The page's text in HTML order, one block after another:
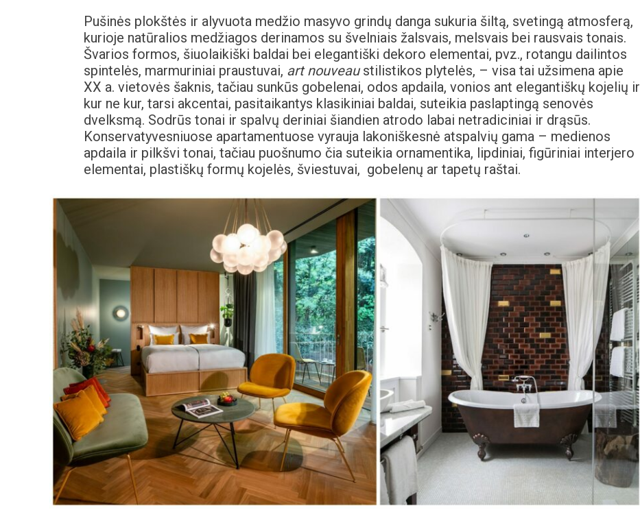
Pušinės plokštės ir alyvuota medžio masyvo grindų danga sukuria šiltą, svetingą atmosferą,
kurioje natūralios medžiagos derinamos su švelniais žalsvais, melsvais bei rausvais tonais.
Švarios formos, šiuolaikiški baldai bei elegantiški dekoro elementai, pvz., rotangu dailintos
spintelės, marmuriniai praustuvai, art nouveaustilistikos plytelės, – visa tai užsimena apie
XX a. vietovės šaknis, tačiau sunkūs gobelenai, odos apdaila, vonios ant elegantiškų kojelių ir
kur ne kur, tarsi akcentai, pasitaikantys klasikiniai baldai, suteikia paslaptingą senovės
dvelksmą. Sodrūs tonai ir spalvų deriniai šiandien atrodo labai netradiciniai ir drąsūs.
Konservatyvesniuose apartamentuose vyrauja lakoniškesnė atspalvių gama – medienos
apdaila ir pilkšvi tonai, tačiau puošnumo čia suteikia ornamentika, lipdiniai, figūriniai interjero
elementai, plastiškų formų kojelės, šviestuvai, gobelenų ar tapetų raštai.